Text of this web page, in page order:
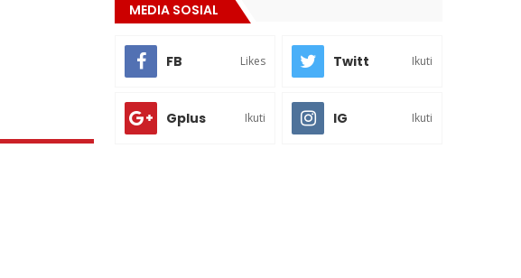
MEDIA SOSIAL
FB Likes Twitt Ikuti
Gplus Ikuti IG Ikuti